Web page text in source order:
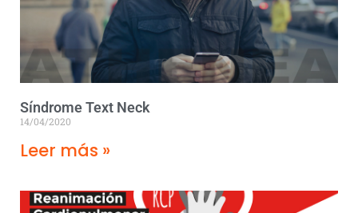
Síndrome Text Neck
14/04/2020
Leer más »